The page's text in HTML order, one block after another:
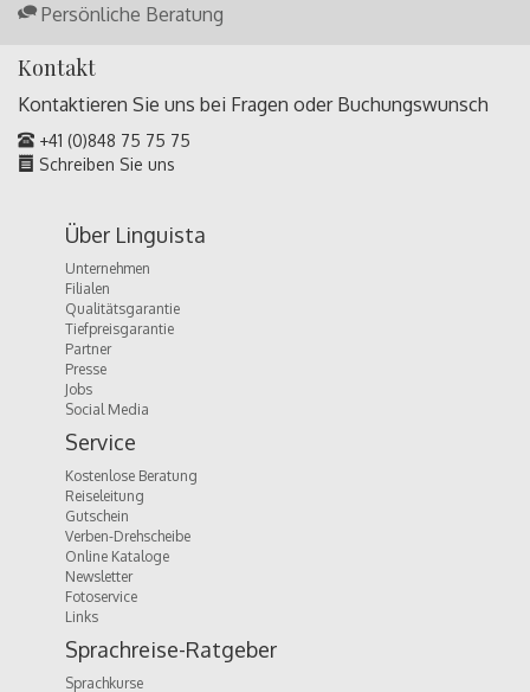
Persönliche Beratung
Kontakt
Kontaktieren Sie uns bei Fragen oder Buchungswunsch
+41 (0)848 75 75 75
Schreiben Sie uns
Über Linguista
Unternehmen
Filialen
Qualitätsgarantie
Tiefpreisgarantie
Partner
Presse
Jobs
Social Media
Service
Kostenlose Beratung
Reiseleitung
Gutschein
Verben-Drehscheibe
Online Kataloge
Newsletter
Fotoservice
Links
Sprachreise-Ratgeber
Sprachkurse